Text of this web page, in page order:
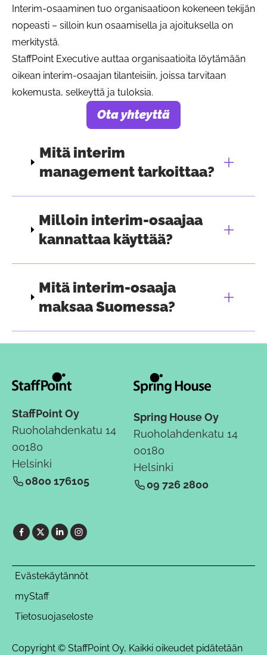
Interim-osaaminen tuo organisaatioon kokeneen tekijän
nopeasti – silloin kun osaamisella ja ajoituksella on
merkitystä.
StaffPoint Executive auttaa organisaatioita löytämään
oikean interim-osaajan tilanteisiin, joissa tarvitaan
kokemusta, selkeyttä ja tuloksia.
Mitä interim
management tarkoittaa?
Milloin interim-osaajaa
kannattaa käyttää?
Mitä interim-osaaja
maksaa Suomessa?
StaffPoint Oy
Ruoholahdenkatu 14
00180
Helsinki
0800 176105
Spring House Oy
Ruoholahdenkatu 14
00180
Helsinki
09 726 2800
Evästekäytännöt
myStaff
Tietosuojaseloste
Copyright © StaffPoint Oy, Kaikki oikeudet pidätetään